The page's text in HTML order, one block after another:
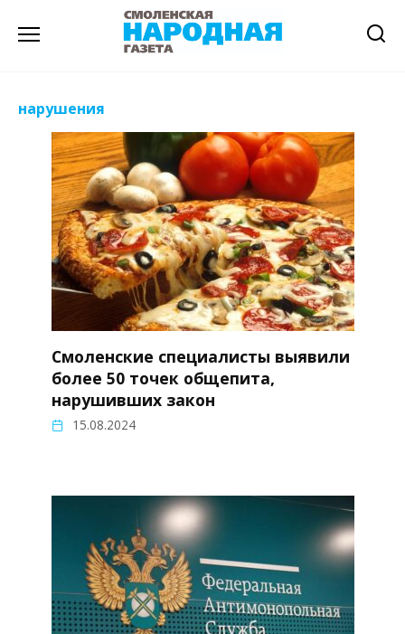
нарушения
Смоленские специалисты выявили
более 50 точек общепита,
нарушивших закон
15.08.2024